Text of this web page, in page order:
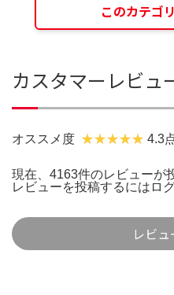
このカテゴ
カスタマーレビュ
オススメ度 4.3
現在、4163件のレビューが
レビューを投稿するには ロ
レビ